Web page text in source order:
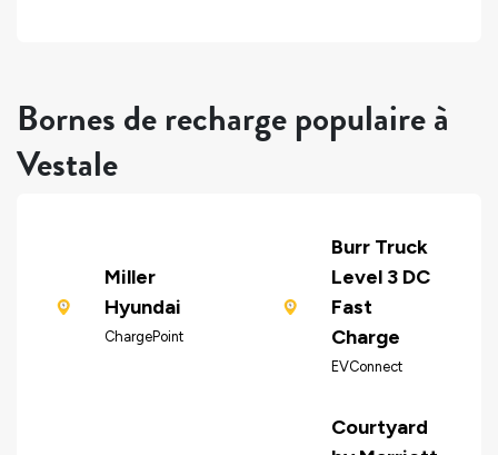
Bornes de recharge populaire à
Vestale
Miller
Hyundai
ChargePoint
Burr Truck
Level 3 DC
Fast
Charge
EVConnect
Courtyard